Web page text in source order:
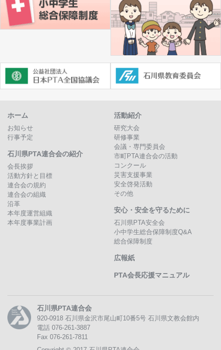
ホーム
お知らせ
行事予定
石川県PTA連合会の紹介
会長挨拶
活動方針と目標
連合会の規約
連合会の組織
沿革
本年度運営組織
本年度事業計画
活動紹介
研究大会
研修事業
会議・専門委員会
市町PTA連合会の活動
コンクール
災害支援事業
安全啓発活動
その他
安心・安全を守るために
石川県PTA安全会
小中学生総合保障制度Q&A
総合保障制度
広報紙
PTA会長応援マニュアル
石川県PTA連合会
920-0918 石川県金沢市尾山町10番5号 石川県文教会館内
電話 076-261-3887
Fax 076-261-7811